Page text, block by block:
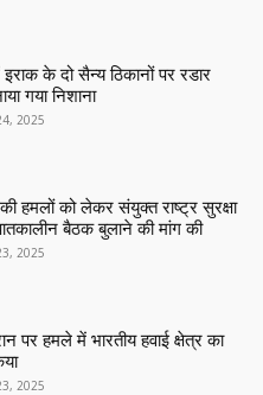
के दो सैन्य ठिकानों पर रडार
गया निशाना
2025
हमलों को लेकर संयुक्त राष्ट्र सुरक्षा
बैठक बुलाने की मांग की
2025
पर हमले में भारतीय हवाई क्षेत्र का
2025